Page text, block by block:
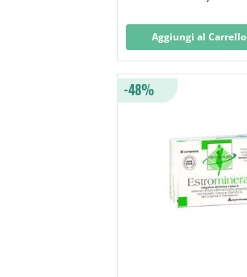
Aggiungi al Carrello
-48%